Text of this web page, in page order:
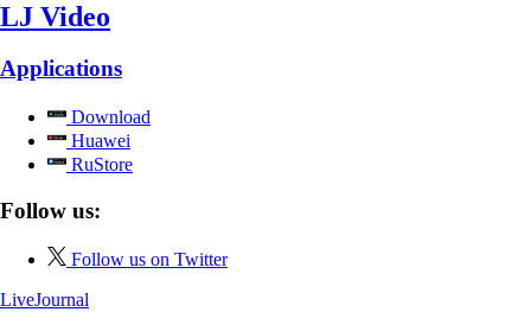
LJ Video
Applications
Download
Huawei
RuStore
Follow us:
Follow us on Twitter
LiveJournal